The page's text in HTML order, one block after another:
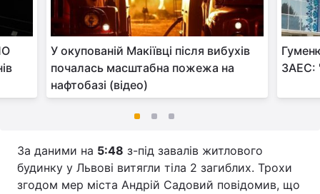
У окупованій Макіївці після вибухів
почалась масштабна пожежа на
нафтобазі (відео)
ЗАЕС:
За даними на 5:48 з-під завалів житлового
будинку у Львові витягли тіла 2 загиблих. Трохи
згодом мер міста Андрій Садовий повідомив, що